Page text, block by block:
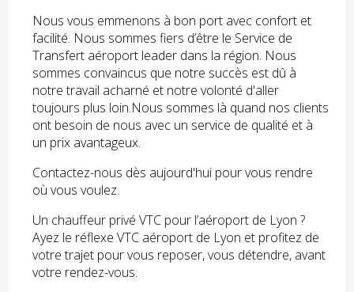
Nous vous emmenons à bon port avec confort et
facilité. Nous sommes fiers d’être le Service de
Transfert aéroport leader dans la région. Nous
sommes convaincus que notre succès est dû à
notre travail acharné et notre volonté d'aller
toujours plus loin.Nous sommes là quand nos clients
ont besoin de nous avec un service de qualité et à
un prix avantageux.
Contactez-nous dès aujourd'hui pour vous rendre
où vous voulez.
Un chauffeur privé VTC pour l’aéroport de Lyon ?
Ayez le réflexe VTC aéroport de Lyon et profitez de
votre trajet pour vous reposer, vous détendre, avant
votre rendez-vous.